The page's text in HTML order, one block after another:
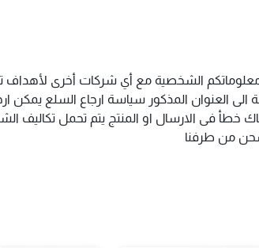
معلوماتكم الشخصية مع أي شركات أخرى لأهداف
المذكور سياسة ارجاع السلع يمكن
فى الارسال او المنتج يتم تحمل تكاليف
من طرفنا